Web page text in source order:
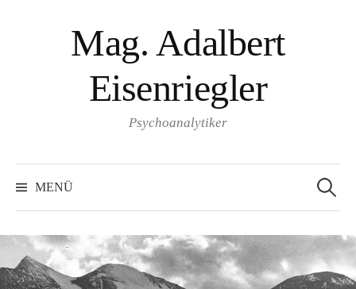
Mag. Adalbert
Eisenriegler
Psychoanalytiker
MENÜ
nach: